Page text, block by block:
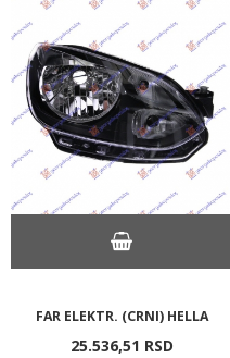
FAR ELEKTR. (CRNI) HELLA
25.536,51 RSD